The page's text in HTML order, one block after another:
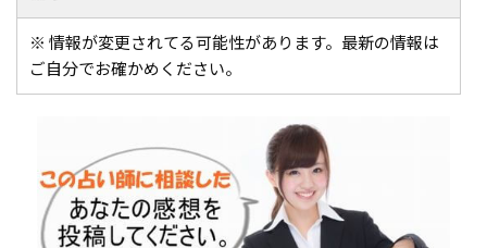
※ 情報が変更されてる可能性があります。最新の情報は
ご自分でお確かめください。